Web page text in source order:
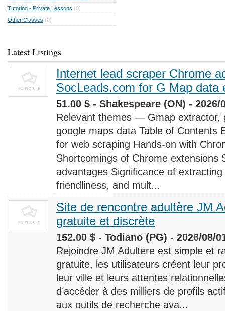
Tutoring - Private Lessons (0)
Other Classes (0)
Latest Listings
Internet lead scraper Chrome
SocLeads.com for G Map data
51.00 $ - Shakespeare (ON) - 2026/
Relevant themes — Gmap extractor,
google maps data Table of Contents
for web scraping Hands-on with
Shortcomings of Chrome extensions
advantages Significance of
friendliness, and mult...
Site de rencontre adultère JM
gratuite et discrète
152.00 $ - Todiano (PG) - 2026/08/
Rejoindre JM Adultère est simple et
gratuite, les utilisateurs créent leur
leur ville et leurs attentes
d’accéder à des milliers de profils
aux outils de recherche ava...